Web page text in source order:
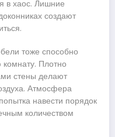
в хаос. Лишние
создают
тоже способно
Плотно
стены делают
Атмосфера
навести порядок
количеством